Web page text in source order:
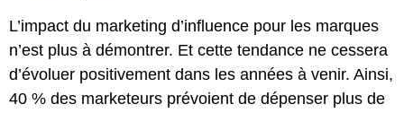
L’impact du marketing d’influence pour les marques
n’est plus à démontrer. Et cette tendance ne cessera
d’évoluer positivement dans les années à venir. Ainsi,
40 % des marketeurs prévoient de dépenser plus de